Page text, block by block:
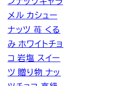
メル カシュー
ナッツ 苺 くる
み ホワイトチョ
コ 岩塩 スイー
ツ 贈り物 ナッ